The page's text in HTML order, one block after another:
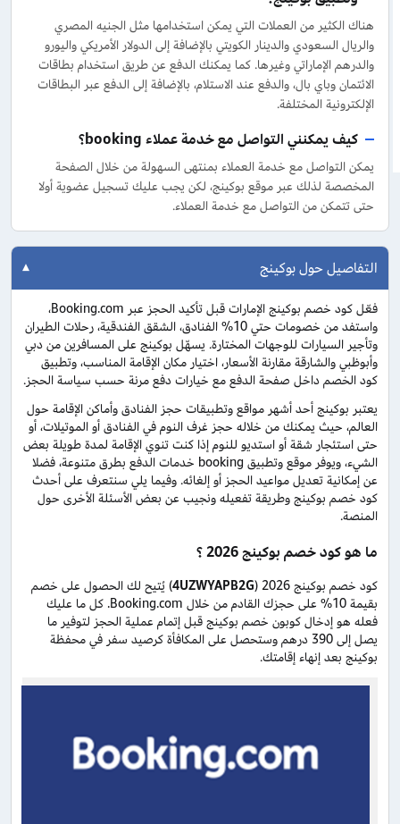
هناك الكثير من العملات التي يمكن استخدامها مثل الجنيه المصري
والريال السعودي والدينار الكويتي بالإضافة إلى الدولار الأمريكي واليورو
والدرهم الإماراتي وغيرها. كما يمكنك الدفع عن طريق استخدام بطاقات
الائتمان وباي بال، والدفع عند الاستلام، بالإضافة إلى الدفع عبر البطاقات
الإلكترونية المختلفة.
كيف يمكنني التواصل مع خدمة عملاء booking؟
يمكن التواصل مع خدمة العملاء بمنتهى السهولة من خلال الصفحة
المخصصة لذلك عبر موقع بوكينج، لكن يجب عليك تسجيل عضوية أولا
حتى تتمكن من التواصل مع خدمة العملاء.
التفاصيل حول بوكينج
فعّل كود خصم بوكينج الإمارات قبل تأكيد الحجز عبر Booking.com،
واستفد من خصومات حتي 10% الفنادق، الشقق الفندقية، رحلات الطيران
وتأجير السيارات للوجهات المختارة. يسهّل بوكينج على المسافرين من دبي
وأبوظبي والشارقة مقارنة الأسعار، اختيار مكان الإقامة المناسب، وتطبيق
كود الخصم داخل صفحة الدفع مع خيارات دفع مرنة حسب سياسة الحجز.
يعتبر بوكينج أحد أشهر مواقع وتطبيقات حجز الفنادق وأماكن الإقامة حول
العالم، حيث يمكنك من خلاله حجز غرف النوم في الفنادق أو الموتيلات، أو
حتى استئجار شقة أو استديو للنوم إذا كنت تنوي الإقامة لمدة طويلة بعض
الشيء، ويوفر موقع وتطبيق booking خدمات الدفع بطرق متنوعة، فضلا
عن إمكانية تعديل مواعيد الحجز أو إلغائه. وفيما يلي سنتعرف على أحدث
كود خصم بوكينج وطريقة تفعيله ونجيب عن بعض الأسئلة الأخرى حول
المنصة.
ما هو كود خصم بوكينج 2026 ؟
كود خصم بوكينج 2026 ( 4UZWYAPB2G) يُتيح لك الحصول على خصم
بقيمة 10% على حجزك القادم من خلال Booking.com. كل ما عليك
فعله هو إدخال كوبون خصم بوكينج قبل إتمام عملية الحجز لتوفير ما
يصل إلى 390 درهم وستحصل على المكافأة كرصيد سفر في محفظة
بوكينج بعد إنهاء إقامتك.